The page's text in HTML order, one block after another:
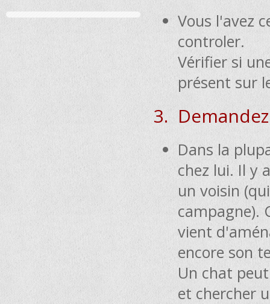
Vous l'avez
controler.
Vérifier si
présent sur
3.
Dans la
chez lui. Il y
un voisin
campagne).
vient
encore son
Un chat
et chercher